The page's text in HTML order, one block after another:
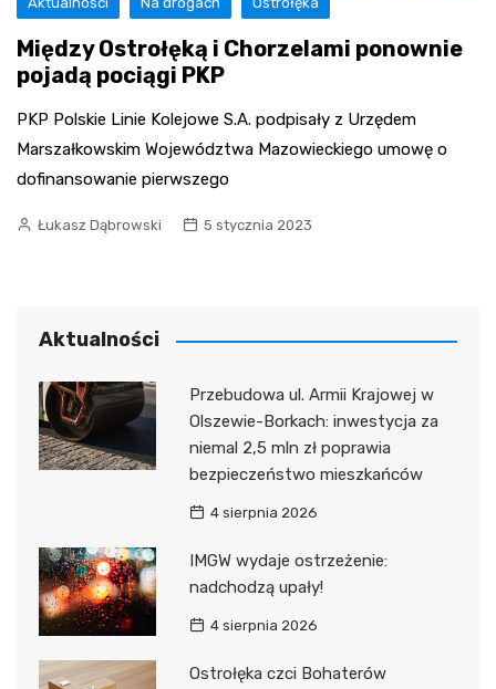
Między Ostrołęką i Chorzelami ponownie
pojadą pociągi PKP
PKP Polskie Linie Kolejowe S.A. podpisały z Urzędem
Marszałkowskim Województwa Mazowieckiego umowę o
dofinansowanie pierwszego
Łukasz Dąbrowski 5 stycznia 2023
Aktualności
Przebudowa ul. Armii Krajowej w
Olszewie-Borkach: inwestycja za
niemal 2,5 mln zł poprawia
bezpieczeństwo mieszkańców
4 sierpnia 2026
IMGW wydaje ostrzeżenie:
nadchodzą upały!
4 sierpnia 2026
Ostrołęka czci Bohaterów